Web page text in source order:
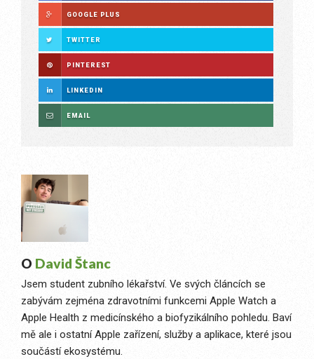
GOOGLE PLUS
TWITTER
PINTEREST
LINKEDIN
EMAIL
O David Štanc
Jsem student zubního lékařství. Ve svých článcích se
zabývám zejména zdravotními funkcemi Apple Watch a
Apple Health z medicínského a biofyzikálního pohledu. Baví
mě ale i ostatní Apple zařízení, služby a aplikace, které jsou
součástí ekosystému.